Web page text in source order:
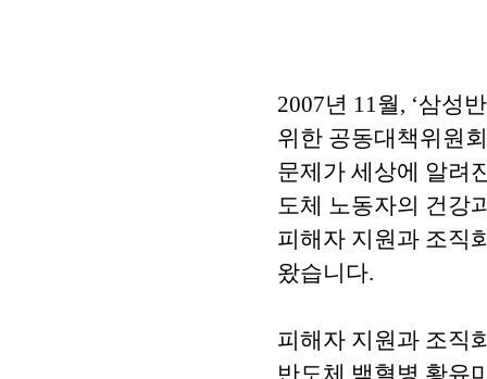
2007년 11월, ‘삼성
위한 공동대책위원
문제가 세상에 알려
도체 노동자의 건강
피해자 지원과 조직
왔습니다.
피해자 지원과 조직
반도체 백혈병 황유